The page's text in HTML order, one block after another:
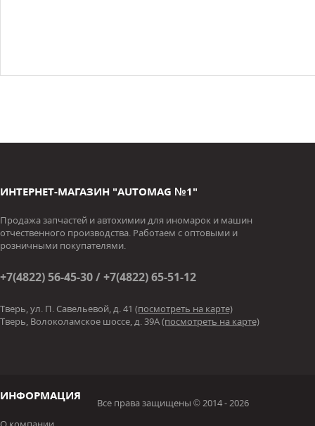
ИНТЕРНЕТ-МАГАЗИН "AUTOMAG №1"
Продажа запчастей и автохимии для иномарок и машин
отчественного производства. Работаем с оптовыми и
розничными покупателями.
+7(4822) 56-45-30 / +7(4822) 65-51-12
Тверь, ул. П. Савельевой, д. 41 (посмотреть на карте)
Тверь, Волоколамское шоссе, д. 39А(посмотреть на карте)
ИНФОРМАЦИЯ
Все права защищены © 2014 - 2026